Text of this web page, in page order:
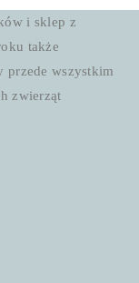
i sklep z
także
przede wszystkim
zwierząt